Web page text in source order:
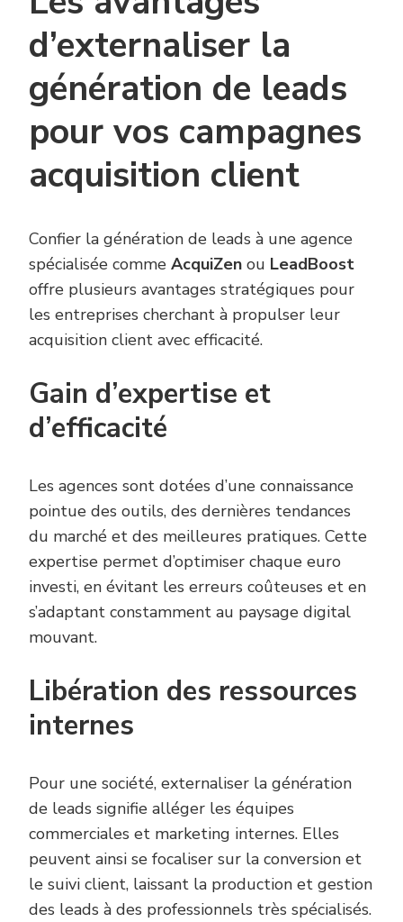
d’externaliser la
génération de leads
pour vos campagnes
acquisition client
Confier la génération de leads à une agence
spécialisée comme AcquiZen ou LeadBoost
offre plusieurs avantages stratégiques pour
les entreprises cherchant à propulser leur
acquisition client avec efficacité.
Gain d’expertise et
d’efficacité
Les agences sont dotées d’une connaissance
pointue des outils, des dernières tendances
du marché et des meilleures pratiques. Cette
expertise permet d’optimiser chaque euro
investi, en évitant les erreurs coûteuses et en
s’adaptant constamment au paysage digital
mouvant.
Libération des ressources
internes
Pour une société, externaliser la génération
de leads signifie alléger les équipes
commerciales et marketing internes. Elles
peuvent ainsi se focaliser sur la conversion et
le suivi client, laissant la production et gestion
des leads à des professionnels très spécialisés.